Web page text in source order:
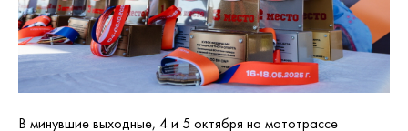
В минувшие выходные, 4 и 5 октября на мототрассе